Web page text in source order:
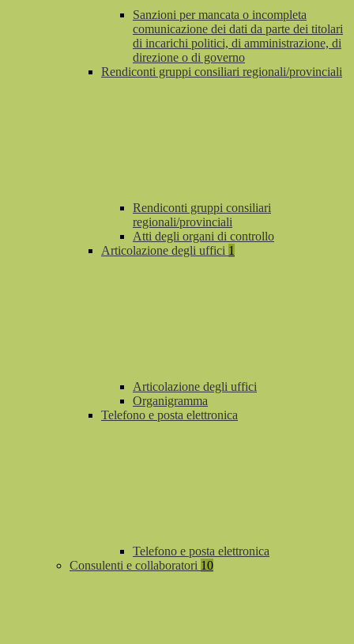
Sanzioni per mancata o incompleta
comunicazione dei dati da parte dei titolari
di incarichi politici, di amministrazione, di
direzione o di governo
Rendiconti gruppi consiliari regionali/provinciali
Rendiconti gruppi consiliari
regionali/provinciali
Atti degli organi di controllo
Articolazione degli uffici 1
Articolazione degli uffici
Organigramma
Telefono e posta elettronica
Telefono e posta elettronica
Consulenti e collaboratori 10